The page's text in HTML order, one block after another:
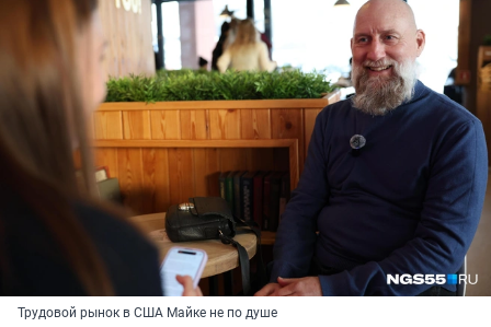
Трудовой рынок в США Майке не по душе